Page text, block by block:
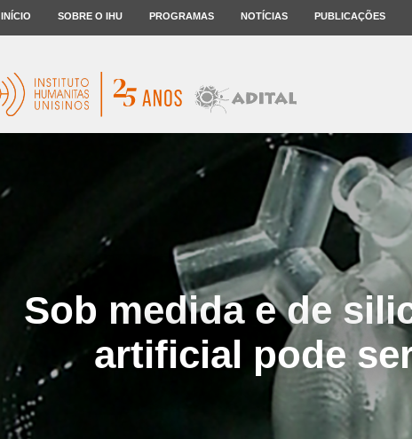
INÍCIO SOBRE O IHU PROGRAMAS NOTÍCIAS PUBLICAÇÕES
Sob medida e de
artificial pode